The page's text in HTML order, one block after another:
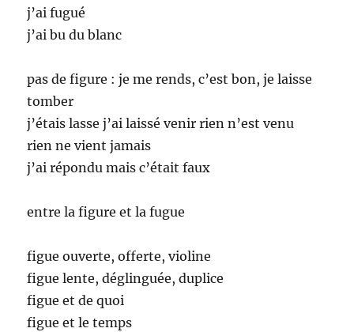
j’ai fugué
j’ai bu du blanc
pas de figure : je me rends, c’est bon, je laisse
tomber
j’étais lasse j’ai laissé venir rien n’est venu
rien ne vient jamais
j’ai répondu mais c’était faux
entre la figure et la fugue
figue ouverte, offerte, violine
figue lente, déglinguée, duplice
figue et de quoi
figue et le temps